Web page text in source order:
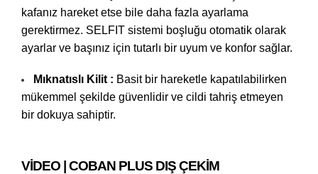
kafanız hareket etse bile daha fazla ayarlama
gerektirmez. SELFIT sistemi boşluğu otomatik olarak
ayarlar ve başınız için tutarlı bir uyum ve konfor sağlar.
Mıknatıslı Kilit : Basit bir hareketle kapatılabilirken
mükemmel şekilde güvenlidir ve cildi tahriş etmeyen
bir dokuya sahiptir.
VIDEO | COBAN PLUS DIŞ ÇEKIM